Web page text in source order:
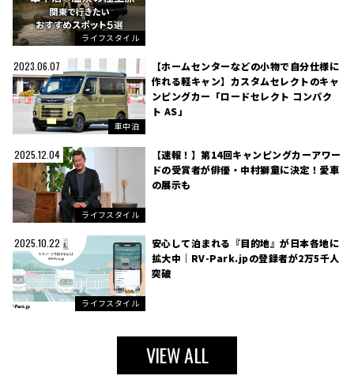
ライフスタイル
2023.06.07
車中泊
【ホームセンターなどの小物で自分仕様に
作れる軽キャン】カスタムセレクトのキャ
ンピングカー「ロードセレクト コンパク
ト AS」
2025.12.04
ライフスタイル
【速報！】第14回キャンピングカーアワー
ドの受賞者が俳優・中村獅童に決定！愛車
の展示も
2025.10.22
ライフスタイル
安心して泊まれる『目的地』が日本各地に
拡大中｜RV-Park.jpの登録者が2万5千人
突破
VIEW ALL